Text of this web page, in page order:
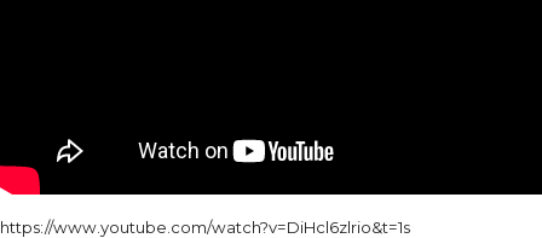
https://www.youtube.com/watch?v=DiHcl6zlrio&t=1s